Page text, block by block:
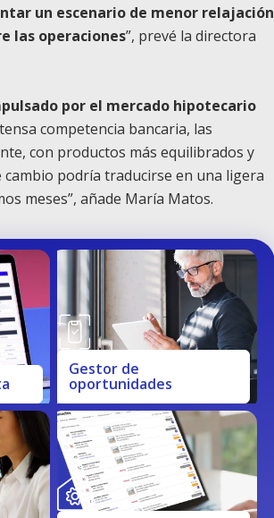
un escenario de menor relajación
las operaciones”, prevé la directora
por el mercado hipotecario
competencia bancaria, las
con productos más equilibrados y
podría traducirse en una ligera
meses”, añade María Matos.
Gestor de
oportunidades